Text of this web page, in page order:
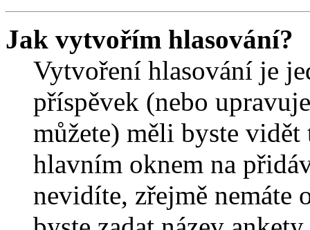
Jak vytvořím hlasování?
Vytvoření hlasování je
příspěvek (nebo
můžete) měli byste
hlavním oknem na
nevidíte, zřejmě